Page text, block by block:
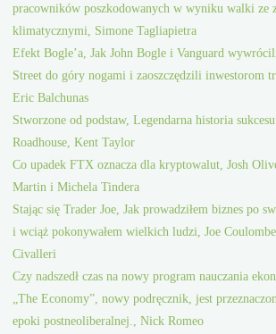
pracowników poszkodowanych w wyniku walki ze
klimatycznymi, Simone Tagliapietra
Efekt Bogle’a, Jak John Bogle i Vanguard
Street do góry nogami i zaoszczędzili inwestorom
Eric Balchunas
Stworzone od podstaw, Legendarna historia
Roadhouse, Kent Taylor
Co upadek FTX oznacza dla kryptowalut, Josh
Martin i Michela Tindera
Stając się Trader Joe, Jak prowadziłem biznes po
i wciąż pokonywałem wielkich ludzi, Joe
Civalleri
Czy nadszedł czas na nowy program nauczania
„The Economy”, nowy podręcznik, jest
epoki postneoliberalnej., Nick Romeo